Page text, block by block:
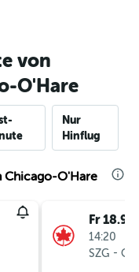
von
O'Hare
Nur
Hinflug
Chicago-O'Hare
Fr 18.9.
14:20
SZG -